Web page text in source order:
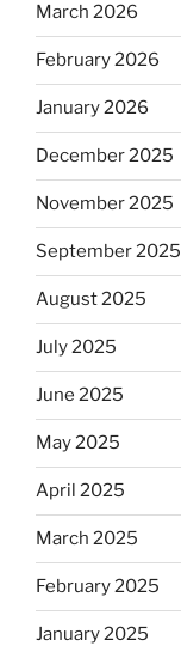
March 2026
February 2026
January 2026
December 2025
November 2025
September 2025
August 2025
July 2025
June 2025
May 2025
April 2025
March 2025
February 2025
January 2025